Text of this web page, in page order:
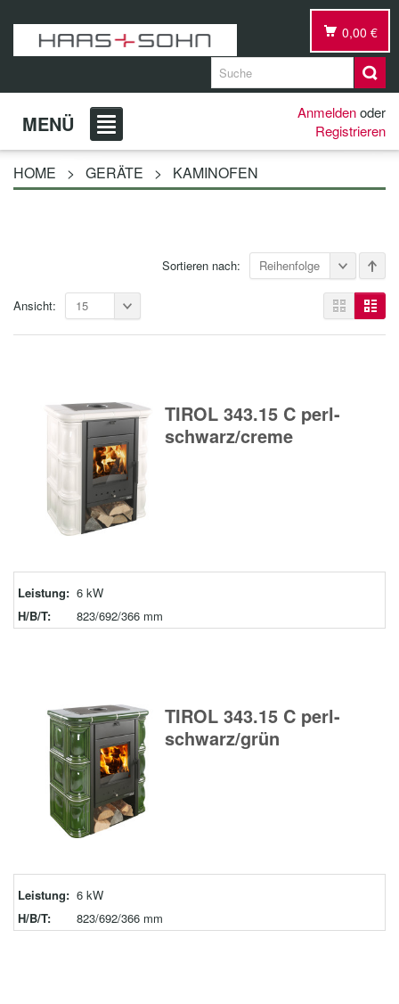
0,00 €
MENÜ Anmeldenoder
Registrieren
HOME > GERÄTE > KAMINOFEN
Sortieren nach: Reihenfolge
Ansicht: 15
TIROL 343.15 C perl-
schwarz/creme
Leistung: 6 kW
H/B/T:
823/692/366 mm
TIROL 343.15 C perl-
schwarz/grün
Leistung: 6 kW
H/B/T:
823/692/366 mm